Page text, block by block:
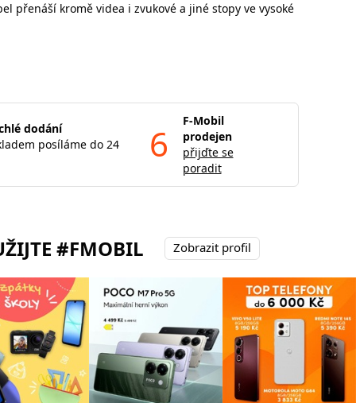
přenáší kromě videa i zvukové a jiné stopy ve vysoké
dodání
posíláme do 24
6
F-Mobil
prodejen
přijďte se
poradit
#FMOBIL Zobrazit profil